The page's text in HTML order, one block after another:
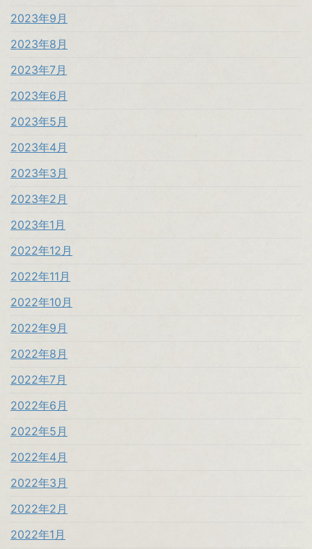
2023年9月
2023年8月
2023年7月
2023年6月
2023年5月
2023年4月
2023年3月
2023年2月
2023年1月
2022年12月
2022年11月
2022年10月
2022年9月
2022年8月
2022年7月
2022年6月
2022年5月
2022年4月
2022年3月
2022年2月
2022年1月